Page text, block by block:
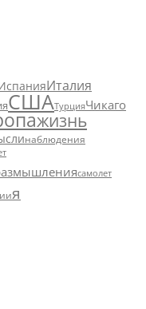
Италия
СШАТурцияЧикаго
жизнь
наблюдения
самолет
я